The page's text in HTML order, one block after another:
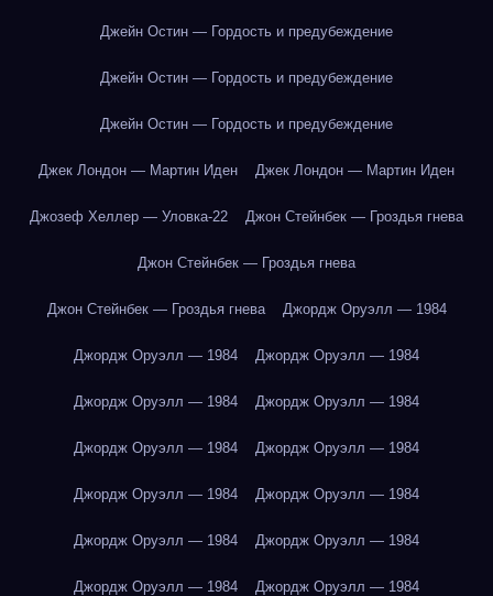
Джейн Остин — Гордость и предубеждение
Джейн Остин — Гордость и предубеждение
Джейн Остин — Гордость и предубеждение
Джек Лондон — Мартин Иден Джек Лондон — Мартин Иден
Джозеф Хеллер — Уловка-22 Джон Стейнбек — Гроздья гнева
Джон Стейнбек — Гроздья гнева
Джон Стейнбек — Гроздья гнева Джордж Оруэлл — 1984
Джордж Оруэлл — 1984 Джордж Оруэлл — 1984
Джордж Оруэлл — 1984 Джордж Оруэлл — 1984
Джордж Оруэлл — 1984 Джордж Оруэлл — 1984
Джордж Оруэлл — 1984 Джордж Оруэлл — 1984
Джордж Оруэлл — 1984 Джордж Оруэлл — 1984
Джордж Оруэлл — 1984 Джордж Оруэлл — 1984